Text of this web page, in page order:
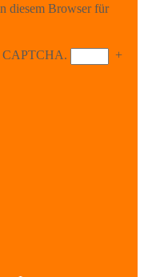
diesem Browser für
CAPTCHA.
+